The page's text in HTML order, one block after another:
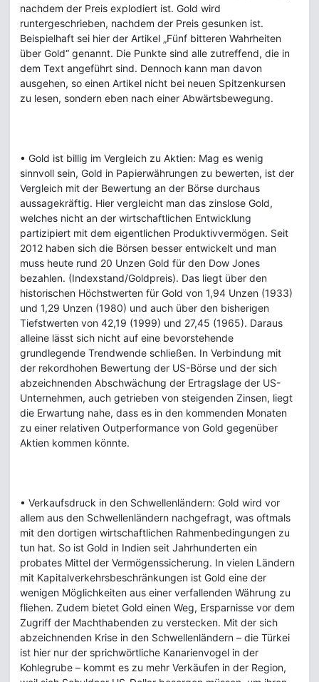
nachdem der Preis explodiert ist. Gold wird
runtergeschrieben, nachdem der Preis gesunken ist.
Beispielhaft sei hier der Artikel „Fünf bitteren Wahrheiten
über Gold“ genannt. Die Punkte sind alle zutreffend, die in
dem Text angeführt sind. Dennoch kann man davon
ausgehen, so einen Artikel nicht bei neuen Spitzenkursen
zu lesen, sondern eben nach einer Abwärtsbewegung.
• Gold ist billig im Vergleich zu Aktien: Mag es wenig
sinnvoll sein, Gold in Papierwährungen zu bewerten, ist der
Vergleich mit der Bewertung an der Börse durchaus
aussagekräftig. Hier vergleicht man das zinslose Gold,
welches nicht an der wirtschaftlichen Entwicklung
partizipiert mit dem eigentlichen Produktivvermögen. Seit
2012 haben sich die Börsen besser entwickelt und man
muss heute rund 20 Unzen Gold für den Dow Jones
bezahlen. (Indexstand/Goldpreis). Das liegt über den
historischen Höchstwerten für Gold von 1,94 Unzen (1933)
und 1,29 Unzen (1980) und auch über den bisherigen
Tiefstwerten von 42,19 (1999) und 27,45 (1965). Daraus
alleine lässt sich nicht auf eine bevorstehende
grundlegende Trendwende schließen. In Verbindung mit
der rekordhohen Bewertung der US-Börse und der sich
abzeichnenden Abschwächung der Ertragslage der US-
Unternehmen, auch getrieben von steigenden Zinsen, liegt
die Erwartung nahe, dass es in den kommenden Monaten
zu einer relativen Outperformance von Gold gegenüber
Aktien kommen könnte.
• Verkaufsdruck in den Schwellenländern: Gold wird vor
allem aus den Schwellenländern nachgefragt, was oftmals
mit den dortigen wirtschaftlichen Rahmenbedingungen zu
tun hat. So ist Gold in Indien seit Jahrhunderten ein
probates Mittel der Vermögenssicherung. In vielen Ländern
mit Kapitalverkehrsbeschränkungen ist Gold eine der
wenigen Möglichkeiten aus einer verfallenden Währung zu
fliehen. Zudem bietet Gold einen Weg, Ersparnisse vor dem
Zugriff der Machthabenden zu verstecken. Mit der sich
abzeichnenden Krise in den Schwellenländern – die Türkei
ist hier nur der sprichwörtliche Kanarienvogel in der
Kohlegrube – kommt es zu mehr Verkäufen in der Region,